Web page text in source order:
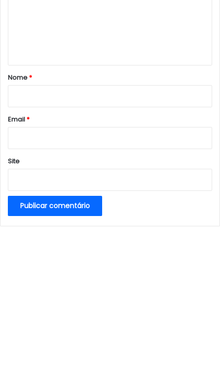
r
*
Nome*
Email*
Site